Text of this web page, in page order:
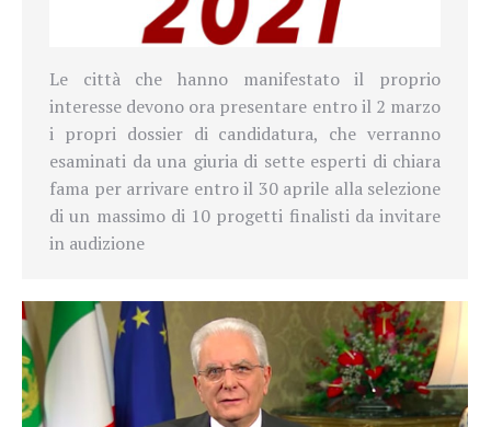
Le città che hanno manifestato il proprio
interesse devono ora presentare entro il 2 marzo
i propri dossier di candidatura, che verranno
esaminati da una giuria di sette esperti di chiara
fama per arrivare entro il 30 aprile alla selezione
di un massimo di 10 progetti finalisti da invitare
in audizione